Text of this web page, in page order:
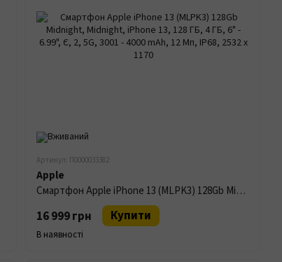
Артикул: П0000033382
Apple
Смартфон Apple iPhone 13 (MLPK3) 128Gb Midnight
16 999 грн Купити
В наявності